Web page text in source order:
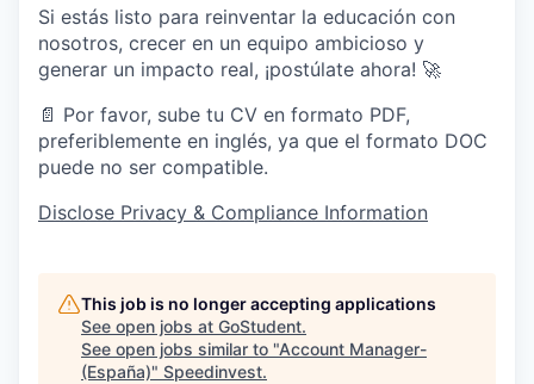
Si estás listo para reinventar la educación con
nosotros, crecer en un equipo ambicioso y
generar un impacto real, ¡postúlate ahora! 🚀
📄 Por favor, sube tu CV en formato PDF,
preferiblemente en inglés, ya que el formato DOC
puede no ser compatible.
Disclose Privacy & Compliance Information
This job is no longer accepting applications
See open jobs at GoStudent.
See open jobs similar to "Account Manager-
(España)" Speedinvest.